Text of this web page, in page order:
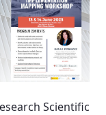
Scientific